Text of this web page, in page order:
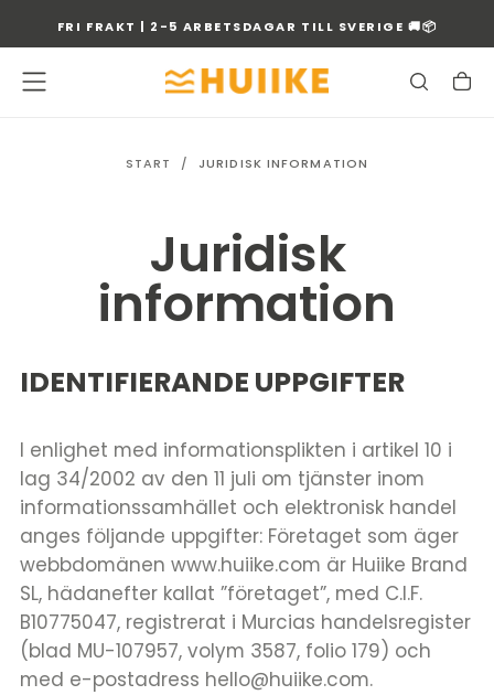
FRI FRAKT | 2-5 ARBETSDAGAR TILL SVERIGE 🚚📦
START / JURIDISK INFORMATION
Juridisk
information
IDENTIFIERANDE UPPGIFTER
I enlighet med informationsplikten i artikel 10 i
lag 34/2002 av den 11 juli om tjänster inom
informationssamhället och elektronisk handel
anges följande uppgifter: Företaget som äger
webbdomänen www.huiike.com är Huiike Brand
SL, hädanefter kallat ”företaget”, med C.I.F.
B10775047, registrerat i Murcias handelsregister
(blad MU-107957, volym 3587, folio 179) och
med e-postadress hello@huiike.com.